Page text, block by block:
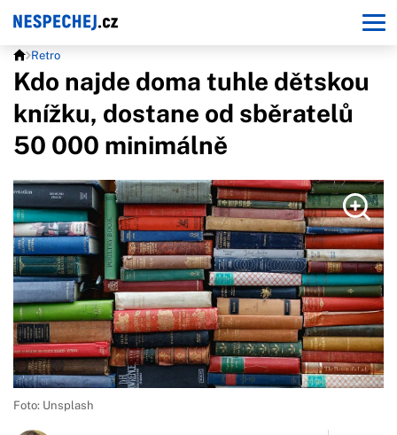
Retro
Kdo najde doma tuhle dětskou
knížku, dostane od sběratelů
50 000 minimálně
Foto: Unsplash